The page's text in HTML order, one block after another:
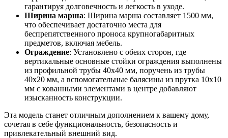
гарантируя долговечность и легкость в уходе.
Ширина марша: Ширина марша составляет 1500 мм,
что обеспечивает достаточно места для
беспрепятственного проноса крупногабаритных
предметов, включая мебель.
Ограждение: Установлено с обеих сторон, где
вертикальные основные стойки ограждения выполнены
из профильной трубы 40х40 мм, поручень из трубы
40х20 мм, а вспомогательные балясины из прутка 10х10
мм с кованными элементами в центре добавляют
изысканность конструкции.
Эта модель станет отличным дополнением к вашему дому,
сочетая в себе функциональность, безопасность и
привлекательный внешний вид.